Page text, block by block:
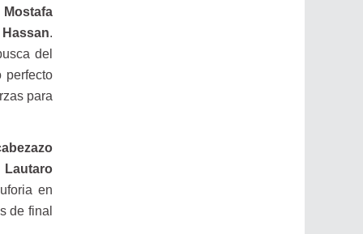
Mostafa
.
del
para
Lautaro
en
de final